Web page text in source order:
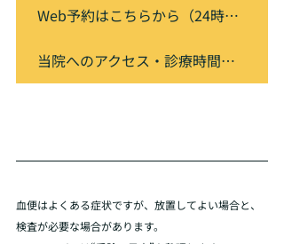
Web予約はこちらから（24時間受付）
当院へのアクセス・診療時間はこちら
血便はよくある症状ですが、放置してよい場合と、
検査が必要な場合があります。